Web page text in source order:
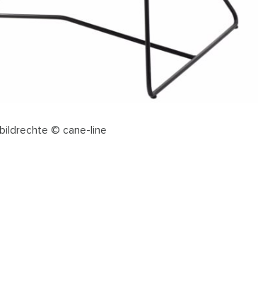
bildrechte © cane-line